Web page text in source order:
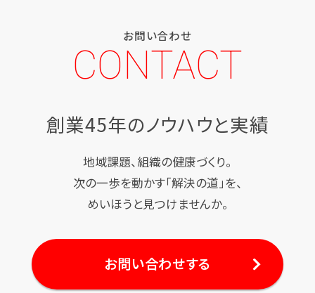
お問い合わせ
CONTACT
創業45年のノウハウと実績
地域課題、組織の健康づくり。
次の一歩を動かす「解決の道」を、
めいほうと見つけませんか。
お問い合わせする